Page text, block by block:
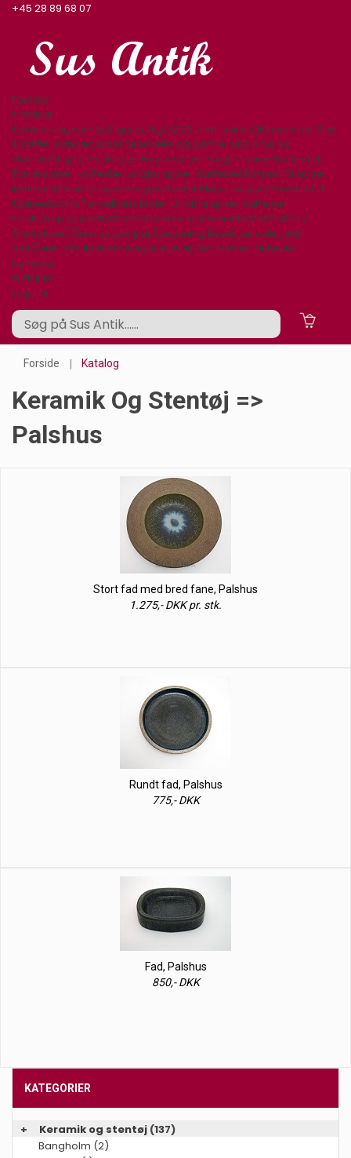
+45 28 89 68 07
Forside
Katalog
Keramik og stentøj Figurer. Kgl. B&G, mm. Varia Glasservice Glas,
Karafler,kander,vaser Specielle og gamle glas Bing og
Grøndahl spise-kaffestel Royal Copenhagen spise-kaffestel
Tyske spise- kaffestel Lyngby spise- kaffestel Rørstrand spise-
kaffestel Desiree spise- og kaffestel Aluminia spise- kaffestel
Kjøbenhavns Porcellains Maleri Arabia spise-kaffestel
Knabstrup spise-kaffestel Diverse spise- kaffestel Platter /
årsklokker/ Årskrus Lamper/belysning Bestik sølvplet, stål
Sølv/Guld Afbilledede bøger Billedkunst Møbler Nyheder
Nyheder
Butikken
Log ind
Forside Katalog
Keramik Og Stentøj =>
Palshus
Stort fad med bred fane, Palshus
1.275,- DKK pr. stk.
Rundt fad, Palshus
775,- DKK
Fad, Palshus
850,- DKK
KATEGORIER
+ Keramik og stentøj (137)
Bangholm (2)